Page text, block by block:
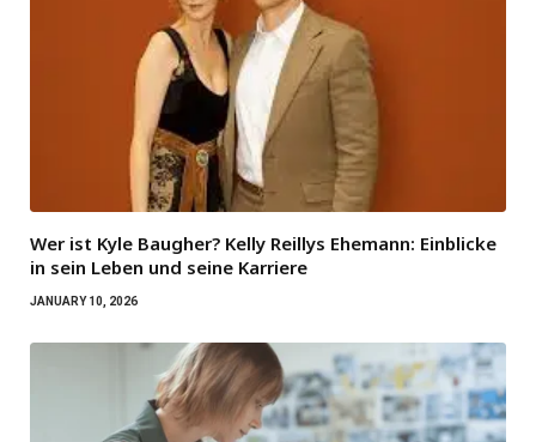
Wer ist Kyle Baugher? Kelly Reillys Ehemann: Einblicke
in sein Leben und seine Karriere
JANUARY 10, 2026